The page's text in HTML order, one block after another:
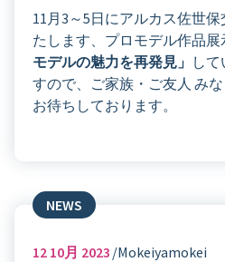
11月3～5日にアルカス佐世
たします、プロモデル作品展
モデルの魅力を再発見」 し
すので、ご家族・ご友人 み
お待ちしております。
NEWS
12 10月 2023 Mokeiyamokei